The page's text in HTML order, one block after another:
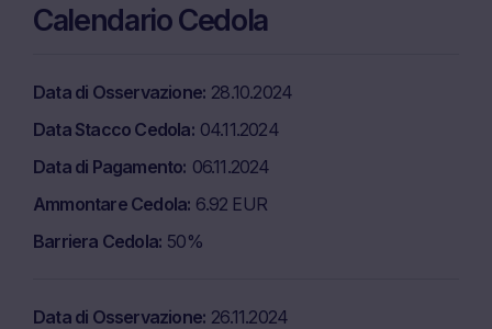
Calendario Cedola
Data di Osservazione 28.10.2024
Data Stacco Cedola 04.11.2024
Data di Pagamento 06.11.2024
Ammontare Cedola 6.92 EUR
Barriera Cedola 50%
Data di Osservazione 26.11.2024